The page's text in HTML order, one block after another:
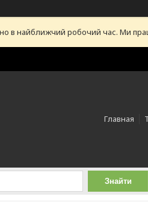
в найближчий робочий час. Ми
Главная
Знайти